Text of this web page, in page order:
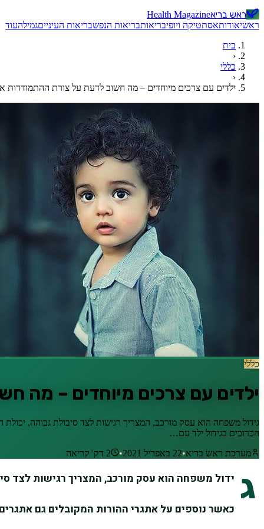
ראש בריאHealth Magazine
ראשיאודותאסתטיקה ויופיבריאותבריאות הנפשבריאות העינייםגמילהעוד
בית
‹
כללי
‹
ילדים עם צרכים מיוחדים – מה חשוב לדעת על צורת ההתמודדות
כללי
ילדים עם צרכים מיוחדים – מה
גידול משפחה הוא עסק מורכב, המצריך רגישות לצד סיבולת גבוהה,
הכרוכים בגידול ילד עם…
מערכת ראש בריא•22 באפריל 2021 •
2 דק' קריאה
ג ידול משפחה הוא עסק מורכב, המצריך רגישות לצד
כאשר נוספים על אתגרי ההורות המקובלים גם